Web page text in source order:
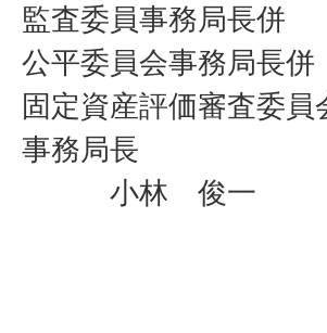
監査委員事務局長併
公平委員会事務局長併
固定資産評価審査委員
事務局長
小林 俊一